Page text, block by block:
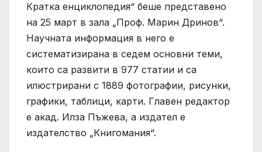
Кратка енциклопедия“ беше представено
на 25 март в зала „Проф. Марин Дринов“.
Научната информация в него е
систематизирана в седем основни теми,
които са развити в 977 статии и са
илюстрирани с 1889 фотографии, рисунки,
графики, таблици, карти. Главен редактор
е акад. Илза Пъжева, а издател е
издателство „Книгомания“.